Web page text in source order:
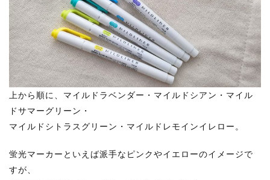
上から順に、マイルドラベンダー・マイルドシアン・マイル
ドサマーグリーン・
マイルドシトラスグリーン・マイルドレモインイレロー。
蛍光マーカーといえば派手なピンクやイエローのイメージで
すが、